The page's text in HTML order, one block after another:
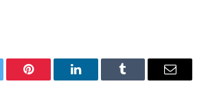
Pinterest LinkedInTumblr
E-